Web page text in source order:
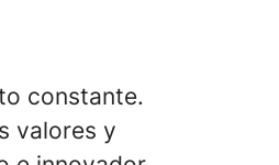
constante.
valores y